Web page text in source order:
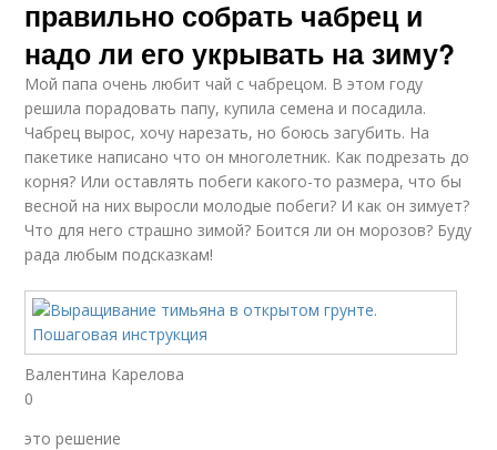
правильно собрать чабрец и
надо ли его укрывать на зиму?
Мой папа очень любит чай с чабрецом. В этом году
решила порадовать папу, купила семена и посадила.
Чабрец вырос, хочу нарезать, но боюсь загубить. На
пакетике написано что он многолетник. Как подрезать до
корня? Или оставлять побеги какого-то размера, что бы
весной на них выросли молодые побеги? И как он зимует?
Что для него страшно зимой? Боится ли он морозов? Буду
рада любым подсказкам!
Валентина Карелова
0
это решение